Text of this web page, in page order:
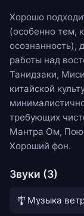
Хорошо
(особенно тем,
осознанность),
работы над
Танидзаки,
китайской
требующих
Мантра Ом,
Хороший фон.
Звуки (3)
🎐 Музыка